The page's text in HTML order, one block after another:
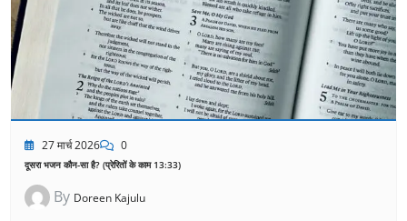
27 मार्च 2026 0
दूसरा भजन कौन-सा है? (प्रेरितों के काम 13:33)
By Doreen Kajulu